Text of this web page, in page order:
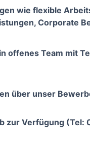
wie flexible
Corporate
offenes Team mit
über unser
zur Verfügung (Tel: